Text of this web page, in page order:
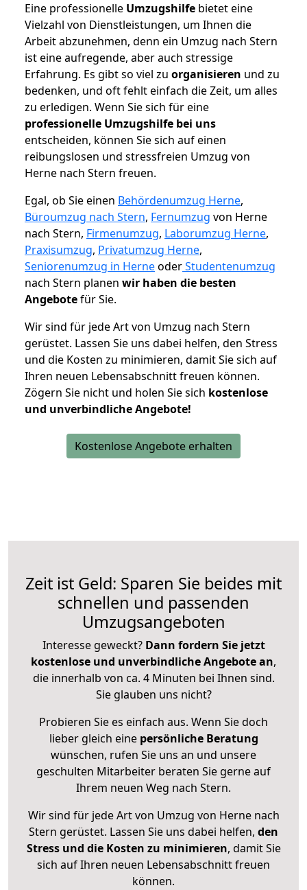
Eine professionelle Umzugshilfe bietet eine
Vielzahl von Dienstleistungen, um Ihnen die
Arbeit abzunehmen, denn ein Umzug nach Stern
ist eine aufregende, aber auch stressige
Erfahrung. Es gibt so viel zu organisieren und zu
bedenken, und oft fehlt einfach die Zeit, um alles
zu erledigen. Wenn Sie sich für eine
professionelle Umzugshilfe bei uns
entscheiden, können Sie sich auf einen
reibungslosen und stressfreien Umzug von
Herne nach Stern freuen.
Egal, ob Sie einen Behördenumzug Herne,
Büroumzug nach Stern, Fernumzug von Herne
nach Stern, Firmenumzug, Laborumzug Herne,
Praxisumzug, Privatumzug Herne,
Seniorenumzug in HerneoderStudentenumzug
nach Stern planen wir haben die besten
Angebotefür Sie.
Wir sind für jede Art von Umzug nach Stern
gerüstet. Lassen Sie uns dabei helfen, den Stress
und die Kosten zu minimieren, damit Sie sich auf
Ihren neuen Lebensabschnitt freuen können.
Zögern Sie nicht und holen Sie sich kostenlose
und unverbindliche Angebote!
Kostenlose Angebote erhalten
Zeit ist Geld: Sparen Sie beides mit
schnellen und passenden
Umzugsangeboten
Interesse geweckt? Dann fordern Sie jetzt
kostenlose und unverbindliche Angebote an,
die innerhalb von ca. 4 Minuten bei Ihnen sind.
Sie glauben uns nicht?
Probieren Sie es einfach aus. Wenn Sie doch
lieber gleich eine persönliche Beratung
wünschen, rufen Sie uns an und unsere
geschulten Mitarbeiter beraten Sie gerne auf
Ihrem neuen Weg nach Stern.
Wir sind für jede Art von Umzug von Herne nach
Stern gerüstet. Lassen Sie uns dabei helfen, den
Stress und die Kosten zu minimieren, damit Sie
sich auf Ihren neuen Lebensabschnitt freuen
können.